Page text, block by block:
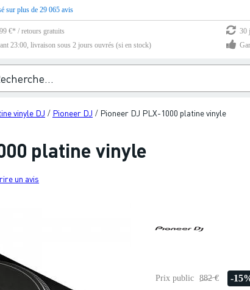
sur plus de 29 065 avis
€* / retours gratuits
30
23:00, livraison sous 2 jours ouvrés (si en stock)
vinyle DJ / Pioneer DJ / Pioneer DJ PLX-1000 platine vinyle
platine vinyle
un avis
Prix public 882 € -